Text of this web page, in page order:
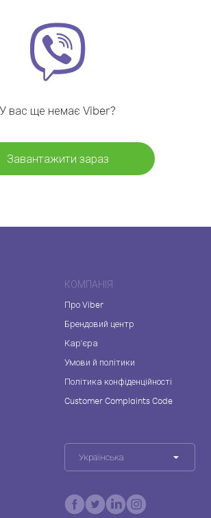
У вас ще немає Viber?
Завантажити зараз
КОМПАНІЯ
Про Viber
Брендовий центр
Кар'єра
Умови й політики
Політика конфіденційності
Customer Complaints Code
Українська